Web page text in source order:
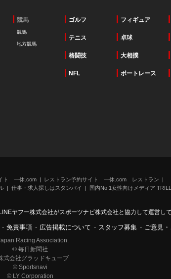
競馬
競馬
地方競馬
ゴルフ フィギュア
テニス 卓球
格闘技 大相撲
NFL ボートレース
ト 一休.com
レストラン予約サイト 一休.com レストラン
仕事・求人探しはスタンバイ
国内No.1女性向けメディア TRILL
ヤフー株式会社がスポーツナビ株式会社と協力して運営して
- 免責事項 - 広告掲載について - スタッフ募集 - ご意見
Racing Association.
© 毎日新聞社
式会社グラッドキューブ
© Sportsnavi
© LY Corporation